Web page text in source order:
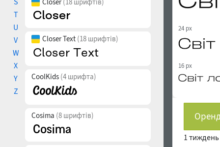
T
U
V
W
X
Y
Z
Closer Text (18 шрифтів)
CoolKids (4 шрифта)
Cosima (8 шрифтів)
24 px
16 px
1